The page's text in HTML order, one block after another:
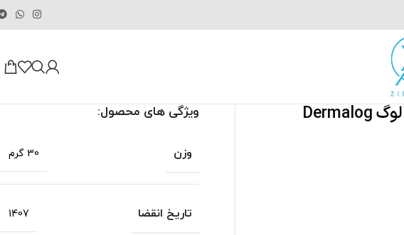
ویژگی های محصول:
وزن 30 گرم
تاریخ انقضا 1407